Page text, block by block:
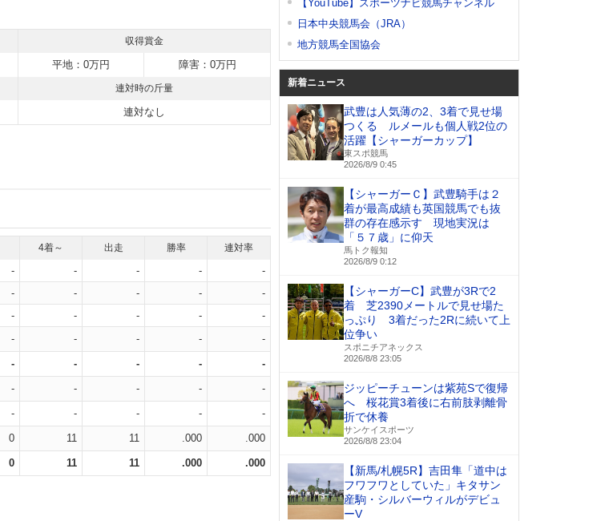
収得賞金
平地：0万円 障害：0万円
連対時の斤量
連対なし
4着～ 出走 勝率 連対率
- - - -
-
- - - -
-
- - - -
-
- - - - -
- - - - -
- - - - -
- - - - -
0 11 11 .000 .000
0 11 11 .000 .000
【YouTube】スポーツナビ競馬チャンネル
日本中央競馬会（JRA）
地方競馬全国協会
新着ニュース
武豊は人気薄の2、3着で見せ場
つくる ルメールも個人戦2位の
活躍【シャーガーカップ】
東スポ競馬
2026/8/9 0:45
【シャーガーＣ】武豊騎手は２
着が最高成績も英国競馬でも抜
群の存在感示す 現地実況は
「５７歳」に仰天
馬トク報知
2026/8/9 0:12
【シャーガーC】武豊が3Rで2
着 芝2390メートルで見せ場た
っぷり 3着だった2Rに続いて上
位争い
スポニチアネックス
2026/8/8 23:05
ジッピーチューンは紫苑Sで復帰
へ 桜花賞3着後に右前肢剥離骨
折で休養
サンケイスポーツ
2026/8/8 23:04
【新馬/札幌5R】吉田隼「道中は
フワフワとしていた」キタサン
産駒・シルバーウィルがデビュ
ーV